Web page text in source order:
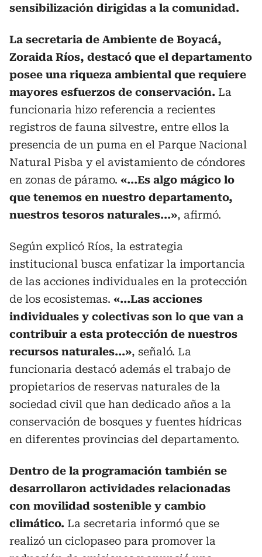
sensibilización dirigidas a la comunidad.
La secretaria de Ambiente de Boyacá,
Zoraida Ríos, destacó que el departamento
posee una riqueza ambiental que requiere
mayores esfuerzos de conservación. La
funcionaria hizo referencia a recientes
registros de fauna silvestre, entre ellos la
presencia de un puma en el Parque Nacional
Natural Pisba y el avistamiento de cóndores
en zonas de páramo. «...Es algo mágico lo
que tenemos en nuestro departamento,
nuestros tesoros naturales...», afirmó.
Según explicó Ríos, la estrategia
institucional busca enfatizar la importancia
de las acciones individuales en la protección
de los ecosistemas. «...Las acciones
individuales y colectivas son lo que van a
contribuir a esta protección de nuestros
recursos naturales...», señaló. La
funcionaria destacó además el trabajo de
propietarios de reservas naturales de la
sociedad civil que han dedicado años a la
conservación de bosques y fuentes hídricas
en diferentes provincias del departamento.
Dentro de la programación también se
desarrollaron actividades relacionadas
con movilidad sostenible y cambio
climático. La secretaria informó que se
realizó un ciclopaseo para promover la